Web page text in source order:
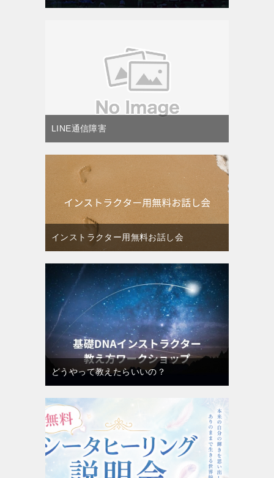
LINE通信障害
インストラクター用無料お話し会
どうやって教えたらいいの？